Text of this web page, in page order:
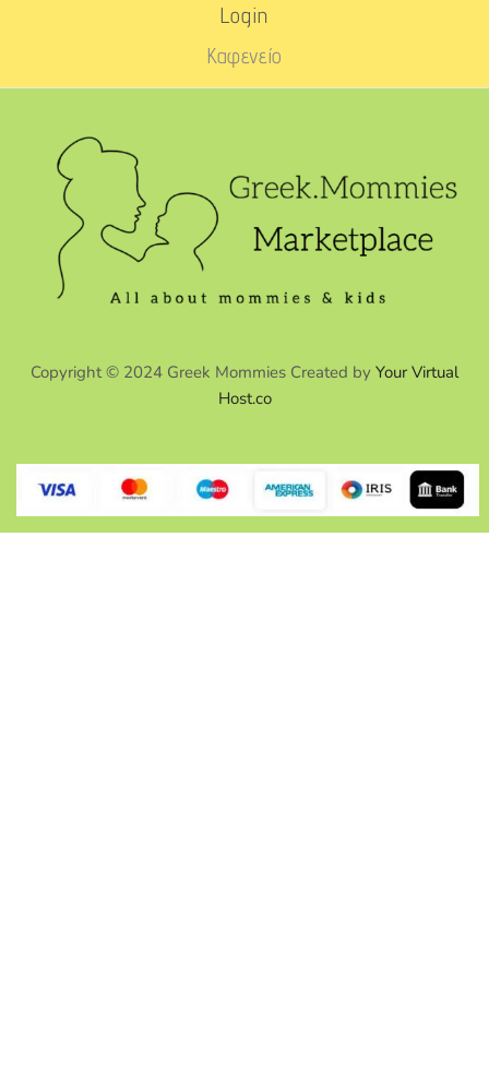
Login
Καφενείο
Copyright © 2024 Greek Mommies Created by Your Virtual
Host.co